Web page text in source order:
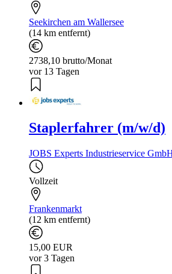
Seekirchen am Wallersee
(14 km entfernt)
2738,10 brutto/Monat
vor 13 Tagen
Staplerfahrer (m/w/d)
JOBS Experts Industrieservice
Vollzeit
Frankenmarkt
(12 km entfernt)
15,00 EUR
vor 3 Tagen